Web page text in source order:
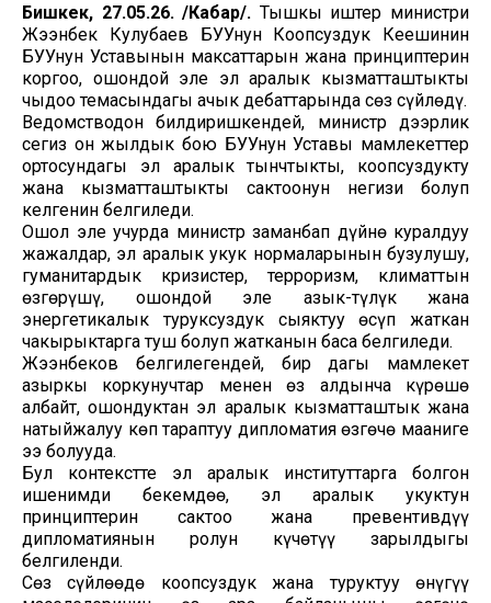
Бишкек, 27.05.26. /Кабар/. Тышкы иштер министри
Жээнбек Кулубаев БУУнун Коопсуздук Кеңешинин
БУУнун Уставынын максаттарын жана принциптерин
коргоо, ошондой эле эл аралык кызматташтыкты
чыңдоо темасындагы ачык дебаттарында сөз сүйлөдү.
Ведомстводон билдиришкендей, министр дээрлик
сегиз он жылдык бою БУУнун Уставы мамлекеттер
ортосундагы эл аралык тынчтыкты, коопсуздукту
жана кызматташтыкты сактоонун негизи болуп
келгенин белгиледи.
Ошол эле учурда министр заманбап дүйнө куралдуу
жаңжалдар, эл аралык укук нормаларынын бузулушу,
гуманитардык кризистер, терроризм, климаттын
өзгөрүшү, ошондой эле азык-түлүк жана
энергетикалык туруксуздук сыяктуу өсүп жаткан
чакырыктарга туш болуп жатканын баса белгиледи.
Жээнбеков белгилегендей, бир дагы мамлекет
азыркы коркунучтар менен өз алдынча күрөшө
албайт, ошондуктан эл аралык кызматташтык жана
натыйжалуу көп тараптуу дипломатия өзгөчө мааниге
ээ болууда.
Бул контекстте эл аралык институттарга болгон
ишенимди бекемдөө, эл аралык укуктун
принциптерин сактоо жана превентивдүү
дипломатиянын ролун күчөтүү зарылдыгы
белгиленди.
Сөз сүйлөөдө коопсуздук жана туруктуу өнүгүү